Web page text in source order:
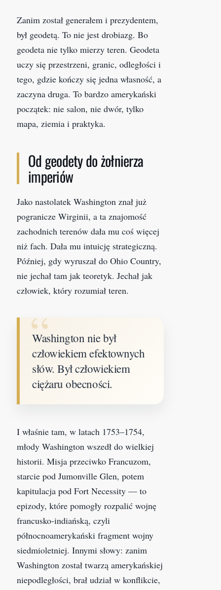
Zanim został generałem i prezydentem,
był geodetą. To nie jest drobiazg. Bo
geodeta nie tylko mierzy teren. Geodeta
uczy się przestrzeni, granic, odległości i
tego, gdzie kończy się jedna własność, a
zaczyna druga. To bardzo amerykański
początek: nie salon, nie dwór, tylko
mapa, ziemia i praktyka.
Od geodety do żołnierza
imperiów
Jako nastolatek Washington znał już
pogranicze Wirginii, a ta znajomość
zachodnich terenów dała mu coś więcej
niż fach. Dała mu intuicję strategiczną.
Później, gdy wyruszał do Ohio Country,
nie jechał tam jak teoretyk. Jechał jak
człowiek, który rozumiał teren.
Washington nie był
człowiekiem efektownych
słów. Był człowiekiem
ciężaru obecności.
I właśnie tam, w latach 1753–1754,
młody Washington wszedł do wielkiej
historii. Misja przeciwko Francuzom,
starcie pod Jumonville Glen, potem
kapitulacja pod Fort Necessity — to
epizody, które pomogły rozpalić wojnę
francusko-indiańską, czyli
północnoamerykański fragment wojny
siedmioletniej. Innymi słowy: zanim
Washington został twarzą amerykańskiej
niepodległości, brał udział w konflikcie,